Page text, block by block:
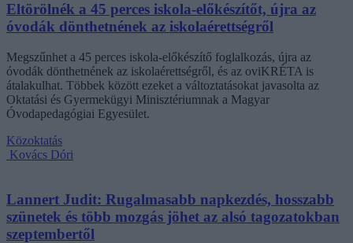
Eltörölnék a 45 perces iskola-előkészítőt, újra az
óvodák dönthetnének az iskolaérettségről
Megszűnhet a 45 perces iskola-előkészítő foglalkozás, újra az
óvodák dönthetnének az iskolaérettségről, és az oviKRÉTA is
átalakulhat. Többek között ezeket a változtatásokat javasolta az
Oktatási és Gyermekügyi Minisztériumnak a Magyar
Óvodapedagógiai Egyesület.
Közoktatás
Kovács Dóri
Lannert Judit: Rugalmasabb napkezdés, hosszabb
szünetek és több mozgás jöhet az alsó tagozatokban
szeptembertől